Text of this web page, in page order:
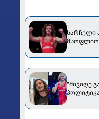
სარჩელი არ
"მივიღე
გუნდს